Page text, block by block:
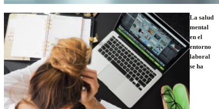
La salud
mental
en el
entorno
laboral
se ha